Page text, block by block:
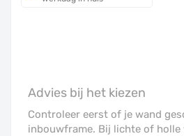
Advies bij het kiezen
Controleer eerst of je wand
inbouwframe. Bij lichte of holle